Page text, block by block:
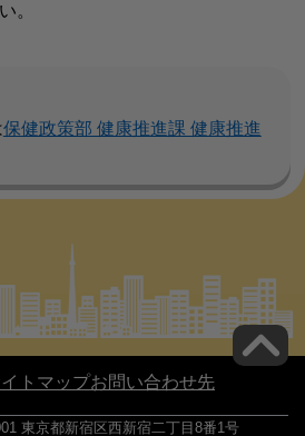
。
保健政策部 健康推進課 健康推進
トマップお問い合わせ先
東京都新宿区西新宿二丁目8番1号